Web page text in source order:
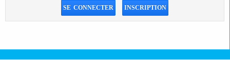
SE CONNECTER INSCRIPTION